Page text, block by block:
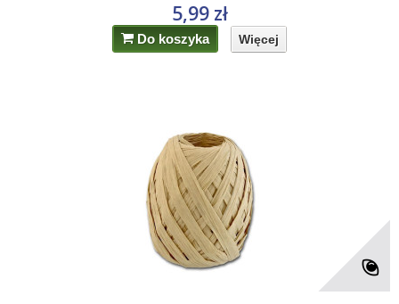
5,99 zł
Do koszyka Więcej